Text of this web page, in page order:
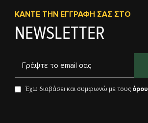
ΚΆΝΤΕ ΤΗΝ ΕΓΓΡΑΦΉ ΣΑΣ ΣΤΟ
NEWSLETTER
Έχω διαβάσει και συμφωνώ με τους